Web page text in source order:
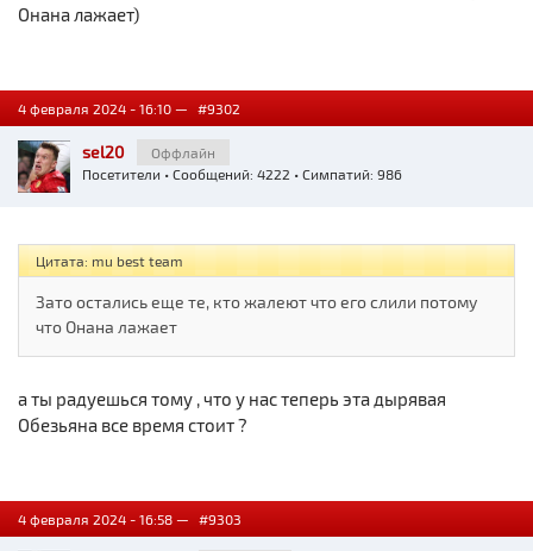
Онана лажает)
4 февраля 2024 - 16:10 — #9302
sel20
Оффлайн
Посетители • Сообщений: 4222 • Симпатий: 986
Цитата: mu best team
Зато остались еще те, кто жалеют что его слили потому
что Онана лажает
а ты радуешься тому , что у нас теперь эта дырявая
Обезьяна все время стоит ?
4 февраля 2024 - 16:58 — #9303